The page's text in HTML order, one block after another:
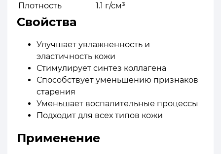
Плотность
1.1 г/см³
Свойства
Улучшает увлажненность и
эластичность кожи
Стимулирует синтез коллагена
Способствует уменьшению признаков
старения
Уменьшает воспалительные процессы
Подходит для всех типов кожи
Применение